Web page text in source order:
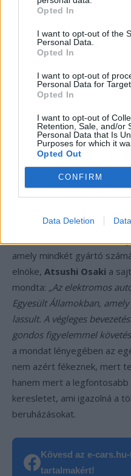
Opted In
I want to opt-out of the
Personal Data.
Opted In
I want to opt-out of
Personal Data for
Opted In
I want to opt-out of
Retention, Sale, and/or
Personal Data that Is
Purposes for which it
Opted Out
CONFIRM
Data Deletion
Ennek nyomán a Subaru
csúszhatnak, köztük az a
összes eladás 50
Panasonic Energy
akkumulátorgyár
2028-as pénzügyi évre
dominóeffektusként
ellátási láncon, a
Amerika a
éppen lassul az
amely mindkét gyártó
elnöke, Atsushi Osaki a
mondta: „Az elektromos
Egyesült Államokban,
lassult. A végleges
gondos figyelemmel
a mondat lényegében az
nem azért fékeznek, mert
hanem mert a legfontosabb
keresletet, ami igazolná a
beruházásokat.
Kövesd az e-
tartalmakért!